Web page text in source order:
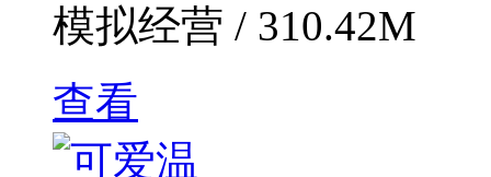
模拟经营 / 310.42M
查看